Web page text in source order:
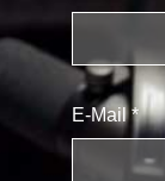
E-Mail*